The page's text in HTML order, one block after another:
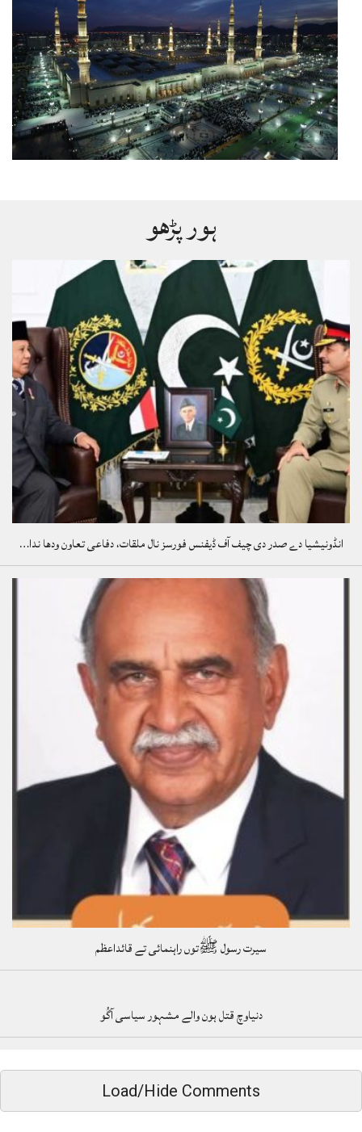
ہور پڑھو
انڈونیشیا دے صدر دی چیف آف ڈیفنس فورسز نال ملقات، دفاعی تعاون ودھا ندا…
سیرت رسول ﷺتوں راہنمائی تے قائداعظم
دنیاوچ قتل ہون والے مشہور سیاسی آگُو
Load/Hide Comments